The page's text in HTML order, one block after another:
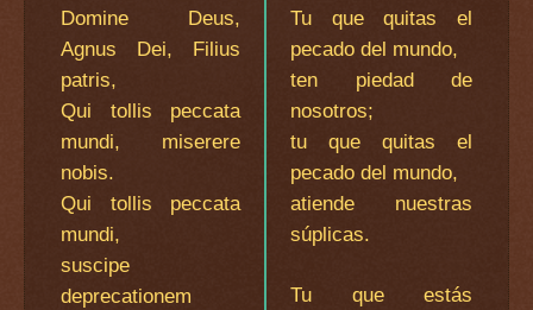
Domine Deus,
Agnus Dei, Filius
patris,
Qui tollis peccata
mundi, miserere
nobis.
Qui tollis peccata
mundi,
suscipe
deprecationem
Tu que quitas el
pecado del mundo,
ten piedad de
nosotros;
tu que quitas el
pecado del mundo,
atiende nuestras
súplicas.
Tu que estás